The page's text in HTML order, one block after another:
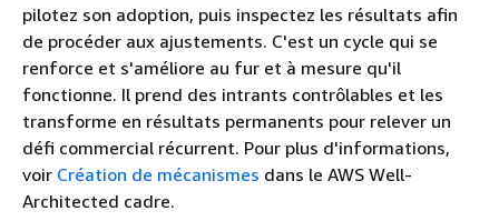
pilotez son adoption, puis inspectez les résultats afin
de procéder aux ajustements. C'est un cycle qui se
renforce et s'améliore au fur et à mesure qu'il
fonctionne. Il prend des intrants contrôlables et les
transforme en résultats permanents pour relever un
défi commercial récurrent. Pour plus d'informations,
voir Création de mécanismes dans le AWS Well-
Architected cadre.